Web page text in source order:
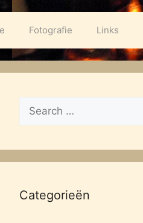
Fotografie Links
Search
for:
Categorieën